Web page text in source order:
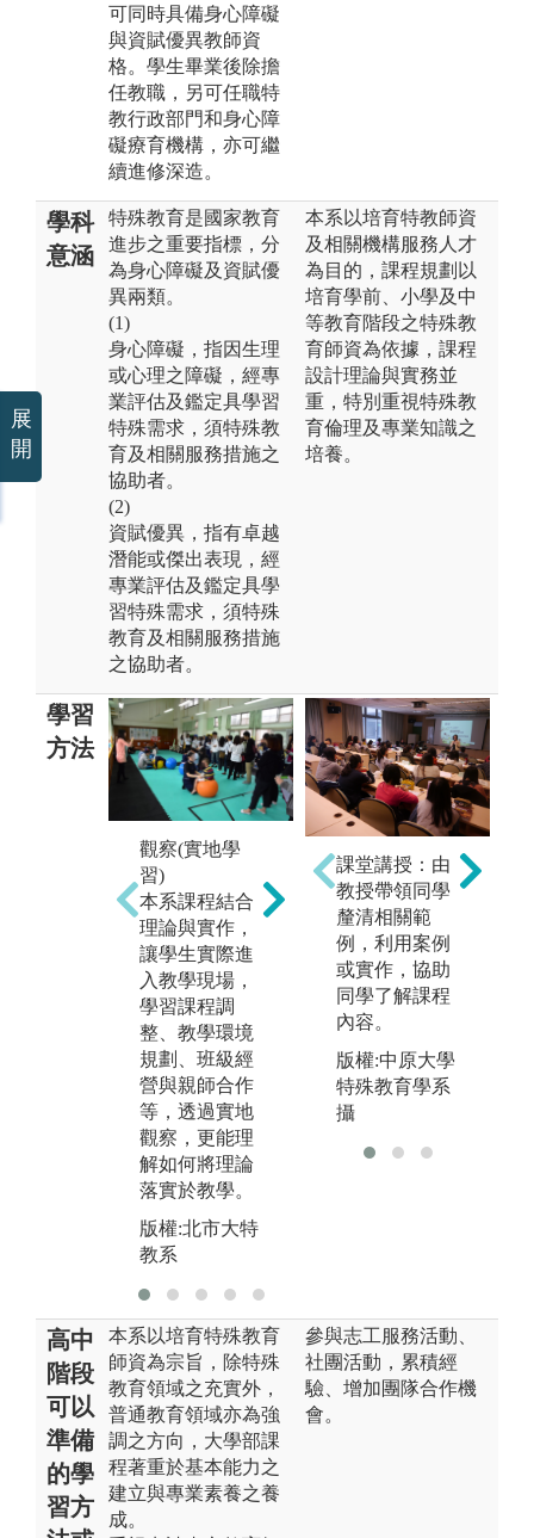
可同時具備身心障礙
與資賦優異教師資
格。學生畢業後除擔
任教職，另可任職特
教行政部門和身心障
礙療育機構，亦可繼
續進修深造。
學科
意涵
特殊教育是國家教育
進步之重要指標，分
為身心障礙及資賦優
異兩類。
(1)
身心障礙，指因生理
或心理之障礙，經專
業評估及鑑定具學習
特殊需求，須特殊教
育及相關服務措施之
協助者。
(2)
資賦優異，指有卓越
潛能或傑出表現，經
專業評估及鑑定具學
習特殊需求，須特殊
教育及相關服務措施
之協助者。
本系以培育特教師資
及相關機構服務人才
為目的，課程規劃以
培育學前、小學及中
等教育階段之特殊教
育師資為依據，課程
設計理論與實務並
重，特別重視特殊教
育倫理及專業知識之
培養。
學習
方法
觀察(實地學
習)
本系課程結合
理論與實作，
讓學生實際進
入教學現場，
學習課程調
整、教學環境
規劃、班級經
營與親師合作
等，透過實地
觀察，更能理
解如何將理論
落實於教學。
版權:北市大特
教系
配合課程至特
教學校或特教
機構進行參
訪，以瞭解其
運作方式、教
學環境與課程
規劃。
版權:北市大特
教系
課堂講授：由
教授帶領同學
釐清相關範
例，利用案例
或實作，協助
同學了解課程
內容。
版權:中原大學
特殊教育學系
攝
高中
階段
可以
準備
的學
習方
本系以培育特殊教育
師資為宗旨，除特殊
教育領域之充實外，
普通教育領域亦為強
調之方向，大學部課
程著重於基本能力之
建立與專業素養之養
成。
參與志工服務活動、
社團活動，累積經
驗、增加團隊合作機
會。
展
開